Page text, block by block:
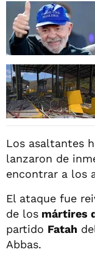
Los asaltantes
lanzaron de
encontrar a los
El ataque fue
de los mártires
partido Fatah
Abbas.